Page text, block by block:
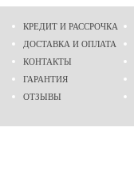
КРЕДИТ И РАССРОЧКА
ДОСТАВКА И ОПЛАТА
КОНТАКТЫ
ГАРАНТИЯ
ОТЗЫВЫ